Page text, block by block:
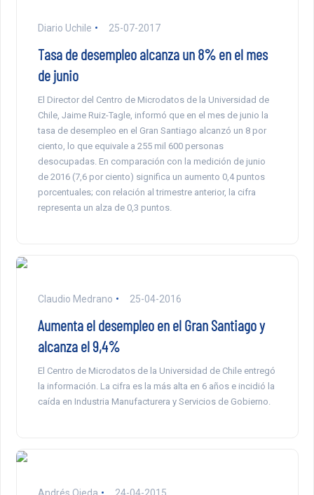
Diario Uchile 25-07-2017
Tasa de desempleo alcanza un 8% en el mes
de junio
El Director del Centro de Microdatos de la Universidad de
Chile, Jaime Ruiz-Tagle, informó que en el mes de junio la
tasa de desempleo en el Gran Santiago alcanzó un 8 por
ciento, lo que equivale a 255 mil 600 personas
desocupadas. En comparación con la medición de junio
de 2016 (7,6 por ciento) significa un aumento 0,4 puntos
porcentuales; con relación al trimestre anterior, la cifra
representa un alza de 0,3 puntos.
Claudio Medrano 25-04-2016
Aumenta el desempleo en el Gran Santiago y
alcanza el 9,4%
El Centro de Microdatos de la Universidad de Chile entregó
la información. La cifra es la más alta en 6 años e incidió la
caída en Industria Manufacturera y Servicios de Gobierno.
Andrés Ojeda 24-04-2015